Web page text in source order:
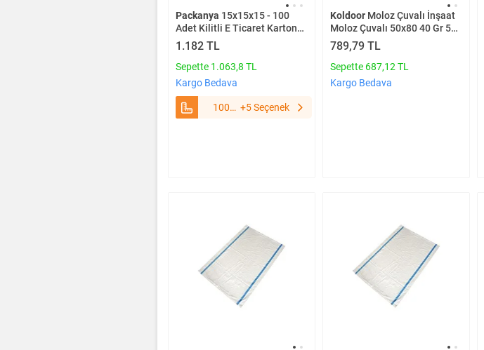
Packanya 15x15x15 - 100
Adet Kilitli E Ticaret Karton
Kargo Kutusu 100 Adet
1.182 TL
Sepette 1.063,8 TL
Kargo Bedava
100
+5 Seçenek
KoldoorMoloz Çuvalı İnşaat
Moloz Çuvalı 50x80 40 Gr 50
Adet
789,79 TL
Sepette 687,12 TL
Kargo Bedava